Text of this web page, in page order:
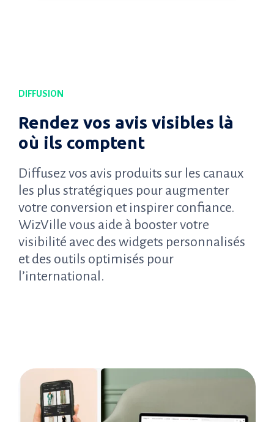
DIFFUSION
Rendez vos avis visibles là
où ils comptent
Diffusez vos avis produits sur les canaux
les plus stratégiques pour augmenter
votre conversion et inspirer confiance.
WizVille vous aide à booster votre
visibilité avec des widgets personnalisés
et des outils optimisés pour
l’international.